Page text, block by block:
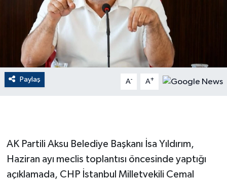
Paylaş A- A+
AK Partili Aksu Belediye Başkanı İsa Yıldırım,
Haziran ayı meclis toplantısı öncesinde yaptığı
açıklamada, CHP İstanbul Milletvekili Cemal
EKONOMİ
English News
Finans
GENEL
GÜNDEM